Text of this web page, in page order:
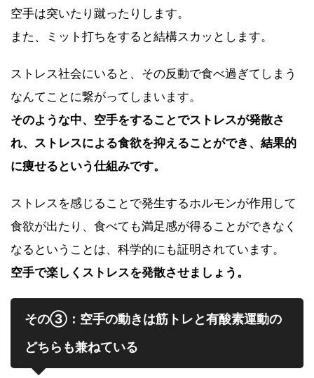
空手は突いたり蹴ったりします。
また、ミット打ちをすると結構スカッとします。
ストレス社会にいると、その反動で食べ過ぎてしまう
なんてことに繋がってしまいます。
そのような中、空手をすることでストレスが発散さ
れ、ストレスによる食欲を抑えることができ、結果的
に痩せるという仕組みです。
ストレスを感じることで発生するホルモンが作用して
食欲が出たり、食べても満足感が得ることができなく
なるということは、科学的にも証明されています。
空手で楽しくストレスを発散させましょう。
その③：空手の動きは筋トレと有酸素運動の
どちらも兼ねている